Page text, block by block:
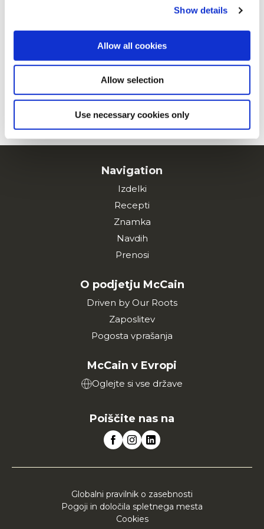
Show details
Allow all cookies
Allow selection
Use necessary cookies only
Drugi so si ogledali tudi
Onions are Heroes
PREBERI VEČ
Navigation
Izdelki
Recepti
Znamka
Navdih
Prenosi
O podjetju McCain
Driven by Our Roots
Zaposlitev
Pogosta vprašanja
McCain v Evropi
Oglejte si vse države
Poiščite nas na
Globalni pravilnik o zasebnosti
Pogoji in določila spletnega mesta
Cookies